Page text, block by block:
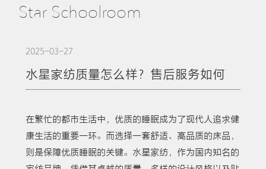
Star Schoolroom
2025-03-27
水星家纺质量怎么样？售后服务如何
在繁忙的都市生活中，优质的睡眠成为了现代人追求健
康生活的重要一环。而选择一套舒适、高品质的床品，
则是保障优质睡眠的关键。水星家纺，作为国内知名的